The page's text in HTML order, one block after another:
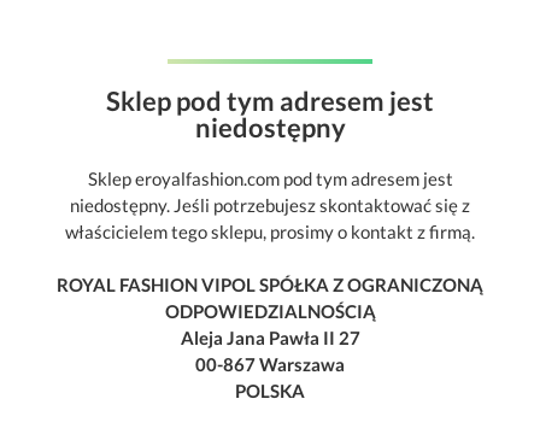
Sklep pod tym adresem jest
niedostępny
Sklep eroyalfashion.com pod tym adresem jest
niedostępny. Jeśli potrzebujesz skontaktować się z
właścicielem tego sklepu, prosimy o kontakt z firmą.
ROYAL FASHION VIPOL SPÓŁKA Z OGRANICZONĄ
ODPOWIEDZIALNOŚCIĄ
Aleja Jana Pawła II 27
00-867 Warszawa
POLSKA